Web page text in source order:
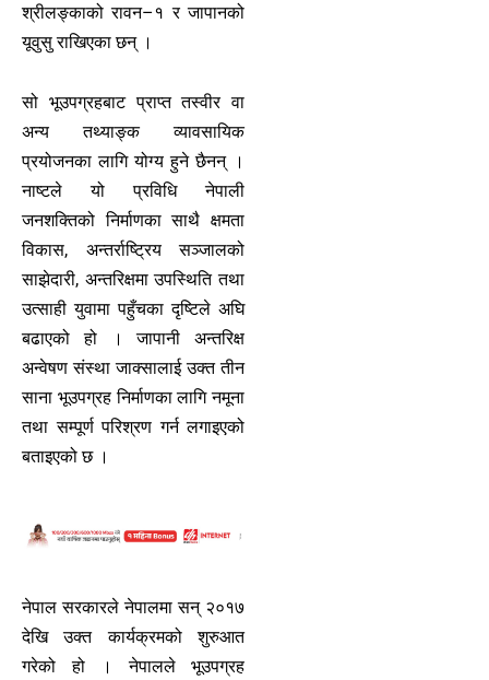
श्रीलङ्काको रावन–१ र जापानको
यूवुसु राखिएका छन् ।
सो भूउपग्रहबाट प्राप्त तस्वीर वा
अन्य तथ्याङ्क व्यावसायिक
प्रयोजनका लागि योग्य हुने छैनन् ।
नाष्टले यो प्रविधि नेपाली
जनशक्तिको निर्माणका साथै क्षमता
विकास, अन्तर्राष्ट्रिय सञ्जालको
साझेदारी, अन्तरिक्षमा उपस्थिति तथा
उत्साही युवामा पहुँचका दृष्टिले अघि
बढाएको हो । जापानी अन्तरिक्ष
अन्वेषण संस्था जाक्सालाई उक्त तीन
साना भूउपग्रह निर्माणका लागि नमूना
तथा सम्पूर्ण परिश्रण गर्न लगाइएको
बताइएको छ ।
नेपाल सरकारले नेपालमा सन् २०१७
देखि उक्त कार्यक्रमको शुरुआत
गरेको हो । नेपालले भूउपग्रह